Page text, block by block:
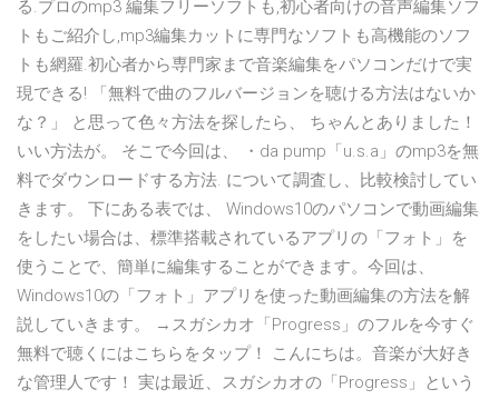
る.プロのmp3 編集フリーソフトも,初心者向けの音声編集ソフ
トもご紹介し,mp3編集カットに専門なソフトも高機能のソフ
トも網羅.初心者から専門家まで音楽編集をパソコンだけで実
現できる! 「無料で曲のフルバージョンを聴ける方法はないか
な？」 と思って色々方法を探したら、 ちゃんとありました！
いい方法が。 そこで今回は、 ・da pump「u.s.a」のmp3を無
料でダウンロードする方法. について調査し、比較検討してい
きます。 下にある表では、 Windows10のパソコンで動画編集
をしたい場合は、標準搭載されているアプリの「フォト」を
使うことで、簡単に編集することができます。今回は、
Windows10の「フォト」アプリを使った動画編集の方法を解
説していきます。 →スガシカオ「Progress」のフルを今すぐ
無料で聴くにはこちらをタップ！ こんにちは。音楽が大好き
な管理人です！ 実は最近、スガシカオの「Progress」という